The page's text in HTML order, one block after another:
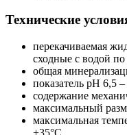
Технические
перекачиваемая
сходные с водой
общая
показатель рН 6,5
содержание
максимальный
максимальная
+35°С